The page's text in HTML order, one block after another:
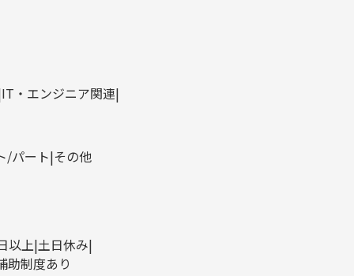
IT・エンジニア関連
/パート その他
以上 土日休み
助制度あり